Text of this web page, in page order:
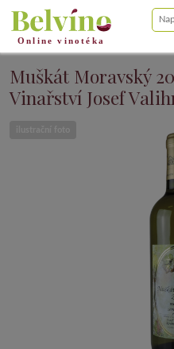
Muškát Moravský
Vinařství Josef